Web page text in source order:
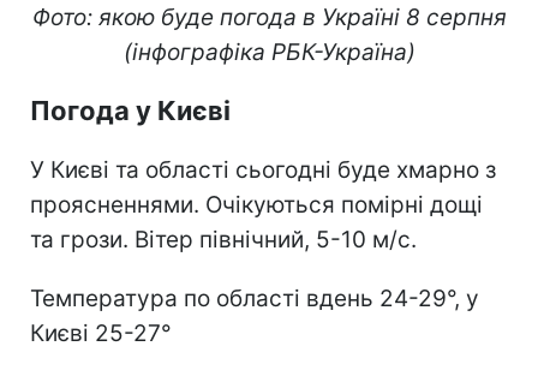
Фото: якою буде погода в Україні 8 серпня
(інфографіка РБК-Україна)
Погода у Києві
У Києві та області сьогодні буде хмарно з
проясненнями. Очікуються помірні дощі
та грози. Вітер північний, 5-10 м/с.
Температура по області вдень 24-29°, у
Києві 25-27°